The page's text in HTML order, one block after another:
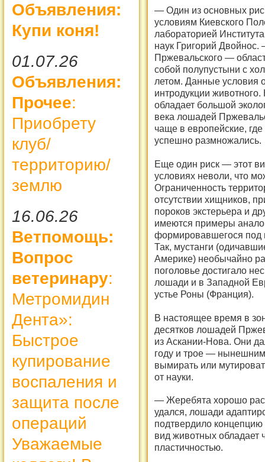
Объявления:
Купи коня!
01.07.26
Объявления:
Прочее:
Приобрету
клуб/
территорию/
землю
16.06.26
Ветпомощь:
Вопрос
ветеринару:
Метромидин
Дента»:
Быстрое
купирование
воспаления и
защита после
операций
Уважаемые
— Один из основных
условиям Киевского
лабораторией
наук Григорий
Пржевальского —
собой полупустыни с
летом. Данные условия
интродукции животного.
обладает большой
века лошадей
чаще в европейские,
успешно размножались.
Еще один риск — этот
условиях неволи, что
Ограниченность
отсутствии хищников,
пороков экстерьера и
имеются примеры
формировавшегося под
Так, мустанги
Америке) необычайно
поголовье достигало
лошади и в Западной
устье Роны (Франция).
В настоящее время в
десятков лошадей
из Аскании-Нова. Они
году и трое —
вымирать или
от науки.
— Жеребята хорошо
удался, лошади
подтвердило
вид животных обладает
пластичностью.